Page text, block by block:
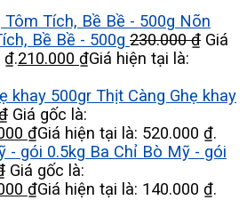
Nõn
Bề Bề - 500g 230.000₫ Giá
₫.210.000 ₫Giá hiện tại là:
Thịt Càng Ghẹ khay
Giá gốc là:
₫Giá hiện tại là: 520.000 ₫.
Ba Chỉ Bò Mỹ - gói
Giá gốc là:
₫Giá hiện tại là: 140.000 ₫.